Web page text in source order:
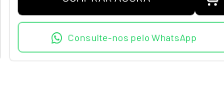
Consulte-nos pelo WhatsApp